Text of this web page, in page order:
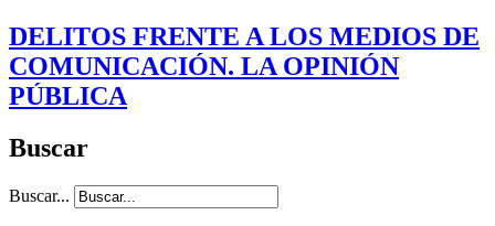
DELITOS FRENTE A LOS MEDIOS DE
COMUNICACIÓN. LA OPINIÓN
PÚBLICA
Buscar
Buscar...